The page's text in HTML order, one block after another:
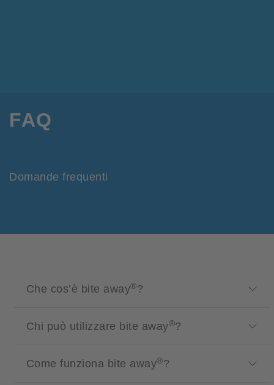
FAQ
Domande frequenti
Che cos’è bite away®?
Chi può utilizzare bite away®?
Come funziona bite away®?